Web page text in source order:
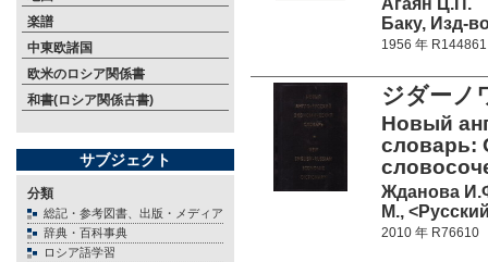
楽譜
中東欧諸国
欧米のロシア関係書
和書(ロシア関係古書)
サブジェクト
分類
総記・参考図書、出版・メディア
辞典・百科事典
ロシア語学習
Баку, Изд-
1956 年 R144861
ジダーノ
Новый
словарь:
Жданова
М.,
2010 年 R76610